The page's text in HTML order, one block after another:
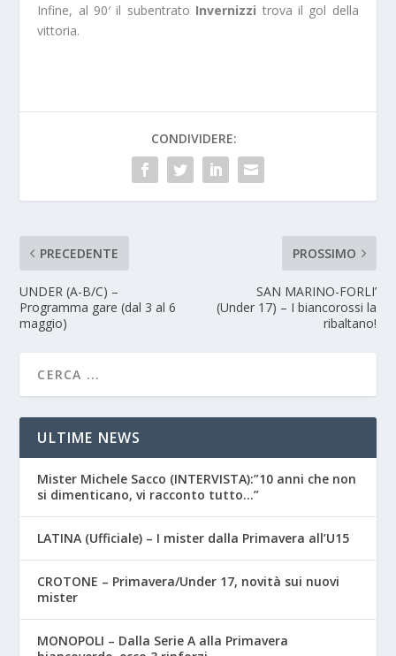
Infine, al 90′ il subentrato Invernizzi trova il gol della
vittoria.
CONDIVIDERE:
PRECEDENTE
UNDER (A-B/C) –
Programma gare (dal 3 al 6
maggio)
PROSSIMO
SAN MARINO-FORLI’
(Under 17) – I biancorossi la
ribaltano!
ULTIME NEWS
Mister Michele Sacco (INTERVISTA):”10 anni che non
si dimenticano, vi racconto tutto…”
LATINA (Ufficiale) – I mister dalla Primavera all’U15
CROTONE – Primavera/Under 17, novità sui nuovi
mister
MONOPOLI – Dalla Serie A alla Primavera